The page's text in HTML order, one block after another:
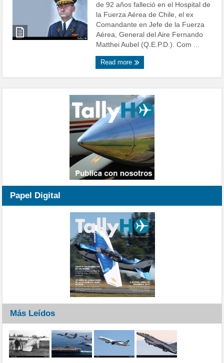
de 92 años falleció en el Hospital de
la Fuerza Aérea de Chile, el ex
Comandante en Jefe de la Fuerza
Aérea, General del Aire Fernando
Matthei Aubel (Q.E.P.D.). Com ...
Read more
Papel Digital
Más Leídos